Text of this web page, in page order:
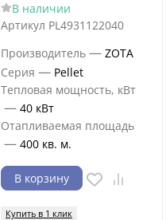
В наличии
Артикул PL4931122040
Производитель — ZOTA
Серия — Pellet
Тепловая мощность, кВт
— 40 кВт
Отапливаемая площадь
— 400 кв. м.
В корзину
Купить в 1 клик